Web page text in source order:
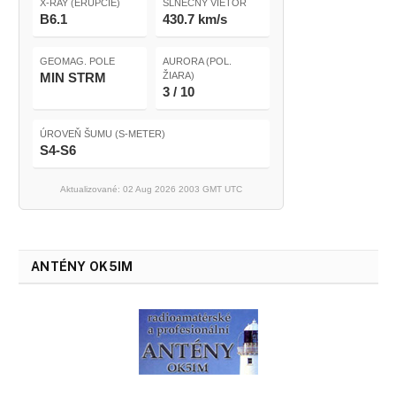
X-RAY (ERUPCIE)
B6.1
SLNEČNÝ VIETOR
430.7 km/s
GEOMAG. POLE
MIN STRM
AURORA (POL.
ŽIARA)
3 / 10
ÚROVEŇ ŠUMU (S-METER)
S4-S6
Aktualizované: 02 Aug 2026 2003 GMT UTC
ANTÉNY OK5IM